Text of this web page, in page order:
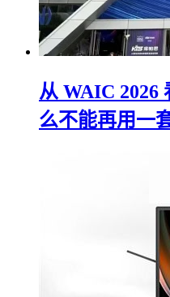
从 WAIC 2026
么不能再用一